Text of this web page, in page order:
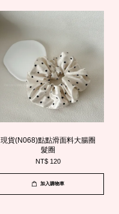
現貨(N068)點點滑面料大腸圈
髮圈
NT$ 120
加入購物車